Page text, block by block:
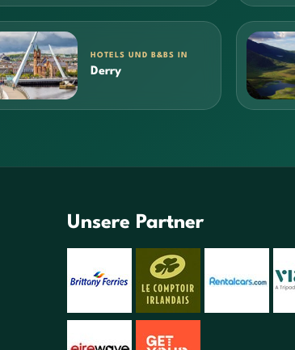
HOTELS UND B&BS IN
Derry
Unsere Partner